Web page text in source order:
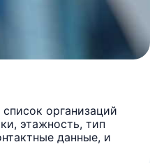
организаций
этажность, тип
данные, и